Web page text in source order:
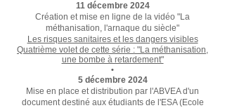
11 décembre 2024
Création et mise en ligne de la vidéo "La
méthanisation, l'arnaque du siècle"
Les risques sanitaires et les dangers visibles
Quatrième volet de cette série : "La méthanisation,
une bombe à retardement"
•
5 décembre 2024
Mise en place et distribution par l'ABVEA d'un
document destiné aux étudiants de l'ESA (Ecole